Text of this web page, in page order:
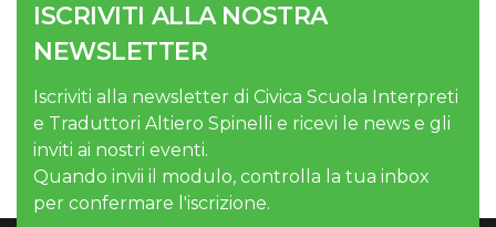
ISCRIVITI ALLA NOSTRA
NEWSLETTER
Iscriviti alla newsletter di Civica Scuola Interpreti
e Traduttori Altiero Spinelli e ricevi le news e gli
inviti ai nostri eventi.
Quando invii il modulo, controlla la tua inbox
per confermare l'iscrizione.